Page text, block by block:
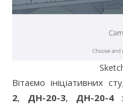
Вітаємо ініціативних
2, ДН-20-3, ДН-20-4з